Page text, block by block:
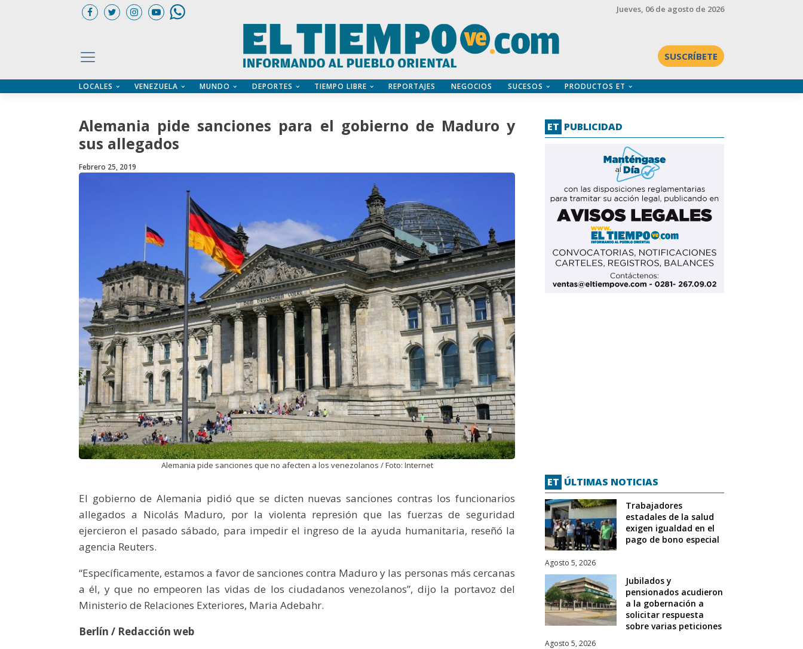
Jueves, 06 de agosto de 2026
SUSCRÍBETE
LOCALES VENEZUELA MUNDO DEPORTES TIEMPO LIBRE REPORTAJES NEGOCIOS SUCESOS PRODUCTOS ET
Alemania pide sanciones para el gobierno de Maduro y
sus allegados
Febrero 25, 2019
Alemania pide sanciones que no afecten a los venezolanos / Foto: Internet
El gobierno de Alemania pidió que se dicten nuevas sanciones contras los funcionarios
allegados a Nicolás Maduro, por la violenta represión que las fuerzas de seguridad
ejercieron el pasado sábado, para impedir el ingreso de la ayuda humanitaria, reseñó la
agencia Reuters.
“Específicamente, estamos a favor de sanciones contra Maduro y las personas más cercanas
a él, y que no empeoren las vidas de los ciudadanos venezolanos”, dijo la portavoz del
Ministerio de Relaciones Exteriores, Maria Adebahr.
Berlín / Redacción web
ET PUBLICIDAD
ET ÚLTIMAS NOTICIAS
Trabajadores
estadales de la salud
exigen igualdad en el
pago de bono especial
Agosto 5, 2026
Jubilados y
pensionados acudieron
a la gobernación a
solicitar respuesta
sobre varias peticiones
Agosto 5, 2026